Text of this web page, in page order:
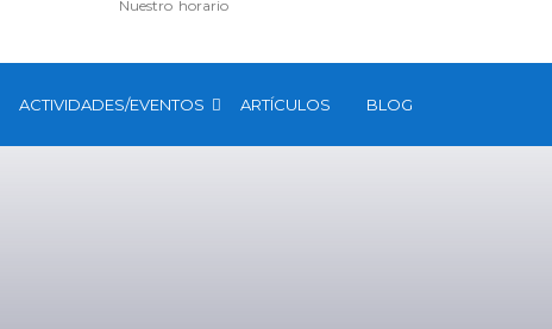
Nuestro horario
ACTIVIDADES/EVENTOS ARTÍCULOS BLOG